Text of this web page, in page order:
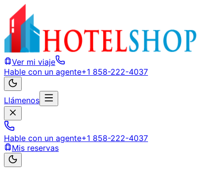
Ver mi viaje
Hable con un agente+1 858-222-4037
Llámenos
Hable con un agente+1 858-222-4037
Mis reservas